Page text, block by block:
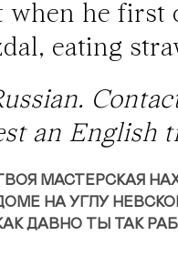
when he
eating
an English
МАСТЕРСКАЯ
НА УГЛУ
ДАВНО ТЫ ТАК